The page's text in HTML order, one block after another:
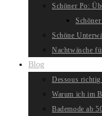
Schöner Po:
Schöner
Schöne
Nachtwäsche
Blog
Dessous
Warum ich im
Bademode ab